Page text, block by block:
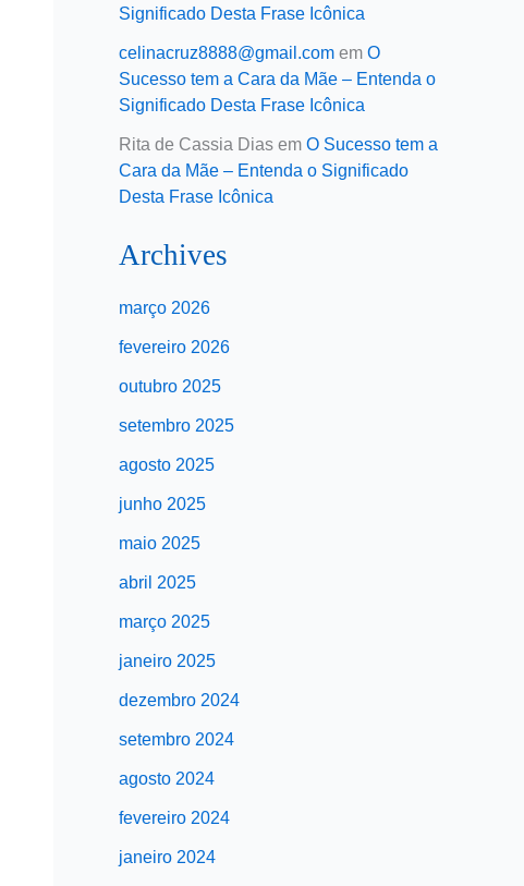
Significado Desta Frase Icônica
celinacruz8888@gmail.com em O
Sucesso tem a Cara da Mãe – Entenda o
Significado Desta Frase Icônica
Rita de Cassia Dias em O Sucesso tem a
Cara da Mãe – Entenda o Significado
Desta Frase Icônica
Archives
março 2026
fevereiro 2026
outubro 2025
setembro 2025
agosto 2025
junho 2025
maio 2025
abril 2025
março 2025
janeiro 2025
dezembro 2024
setembro 2024
agosto 2024
fevereiro 2024
janeiro 2024